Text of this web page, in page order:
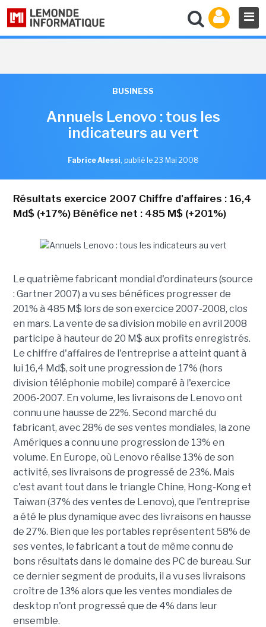
BUSINESS
Annuels Lenovo : tous les
indicateurs au vert
Fabrice Alessi, publié le 23 Mai 2008
Résultats exercice 2007 Chiffre d'affaires : 16,4
Md$ (+17%) Bénéfice net : 485 M$ (+201%)
Le quatrième fabricant mondial d'ordinateurs (source
: Gartner 2007) a vu ses bénéfices progresser de
201% à 485 M$ lors de son exercice 2007-2008, clos
en mars. La vente de sa division mobile en avril 2008
participe à hauteur de 20 M$ aux profits enregistrés.
Le chiffre d'affaires de l'entreprise a atteint quant à
lui 16,4 Md$, soit une progression de 17% (hors
division téléphonie mobile) comparé à l'exercice
2006-2007. En volume, les livraisons de Lenovo ont
connu une hausse de 22%. Second marché du
fabricant, avec 28% de ses ventes mondiales, la zone
Amériques a connu une progression de 13% en
volume. En Europe, où Lenovo réalise 13% de son
activité, ses livraisons de progressé de 23%. Mais
c'est avant tout dans le triangle Chine, Hong-Kong et
Taiwan (37% des ventes de Lenovo), que l'entreprise
a été le plus dynamique avec des livraisons en hausse
de 27%. Bien que les portables représentent 58% de
ses ventes, le fabricant a tout de même connu de
bons résultats dans le domaine des PC de bureau. Sur
ce dernier segment de produits, il a vu ses livraisons
croître de 13% alors que les ventes mondiales de
desktop n'ont progressé que de 4% dans leur
ensemble.